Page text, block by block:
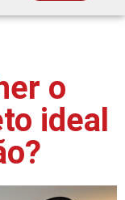
o
ideal